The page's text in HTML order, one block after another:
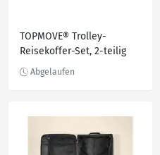
TOPMOVE® Trolley-
Reisekoffer-Set, 2-teilig